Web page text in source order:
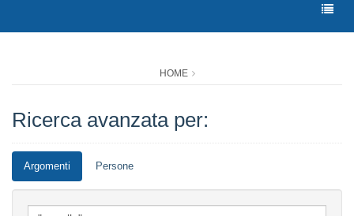
HOME
Ricerca avanzata per:
Argomenti Persone